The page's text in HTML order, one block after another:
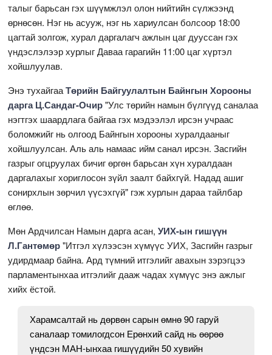
талыг барьсан гэх шүүмжлэл олон нийтийн сүлжээнд
өрнөсөн. Нэг нь асууж, нэг нь хариулсан болсоор 18:00
цагтай золгож, хурал даргалагч ажлын цаг дууссан гэх
үндэслэлээр хурлыг Даваа гарагийн 11:00 цаг хүртэл
хойшлуулав.
Энэ тухайгааТөрийн Байгуулалтын Байнгын Хорооны
дарга Ц.Сандаг-Очир"Улс төрийн намын бүлгүүд саналаа
нэгтгэх шаардлага байгаа гэх мэдээлэл ирсэн учраас
боломжийг нь олгоод Байнгын хорооны хуралдааныг
хойшлуулсан. Аль аль намаас ийм санал ирсэн. Засгийн
газрыг огцруулах бичиг өргөн барьсан хүн хуралдаан
даргалахыг хориглосон зүйл заалт байхгүй. Надад ашиг
сонирхлын зөрчил үүсэхгүй" гэж хурлын дараа тайлбар
өглөө.
Мөн Ардчилсан Намын дарга асан,УИХ-ын гишүүн
Л.Гантөмөр"Итгэл хүлээсэн хүмүүс УИХ, Засгийн газрыг
удирдмаар байна. Ард түмний итгэлийг авахын зэрэгцээ
парламентынхаа итгэлийг дааж чадах хүмүүс энэ ажлыг
хийх ёстой.
Харамсалтай нь дөрвөн сарын өмнө 90 гаруй
саналаар томилогдсон Ерөнхий сайд нь өөрөө
үндсэн МАН-ынхаа гишүүдийн 50 хувийн